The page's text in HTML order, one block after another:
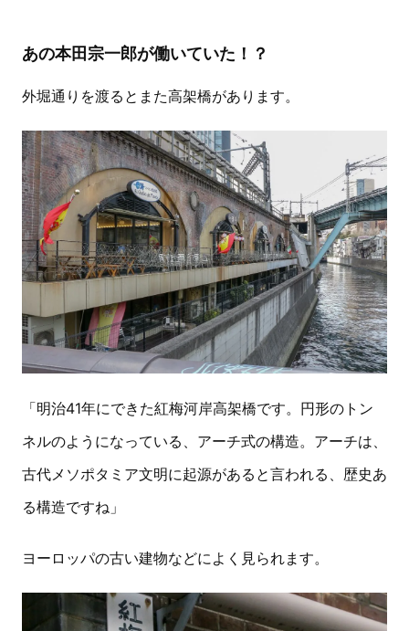
あの本田宗一郎が働いていた！？
外堀通りを渡るとまた高架橋があります。
「明治41年にできた紅梅河岸高架橋です。円形のトン
ネルのようになっている、アーチ式の構造。アーチは、
古代メソポタミア文明に起源があると言われる、歴史あ
る構造ですね」
ヨーロッパの古い建物などによく見られます。